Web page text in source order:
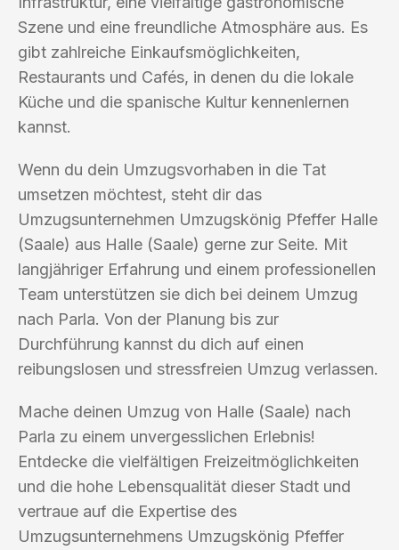
Szene und eine freundliche Atmosphäre aus. Es
gibt zahlreiche Einkaufsmöglichkeiten,
Restaurants und Cafés, in denen du die lokale
Küche und die spanische Kultur kennenlernen
kannst.
Wenn du dein Umzugsvorhaben in die Tat
umsetzen möchtest, steht dir das
Umzugsunternehmen Umzugskönig Pfeffer Halle
(Saale) aus Halle (Saale) gerne zur Seite. Mit
langjähriger Erfahrung und einem professionellen
Team unterstützen sie dich bei deinem Umzug
nach Parla. Von der Planung bis zur
Durchführung kannst du dich auf einen
reibungslosen und stressfreien Umzug verlassen.
Mache deinen Umzug von Halle (Saale) nach
Parla zu einem unvergesslichen Erlebnis!
Entdecke die vielfältigen Freizeitmöglichkeiten
und die hohe Lebensqualität dieser Stadt und
vertraue auf die Expertise des
Umzugsunternehmens Umzugskönig Pfeffer